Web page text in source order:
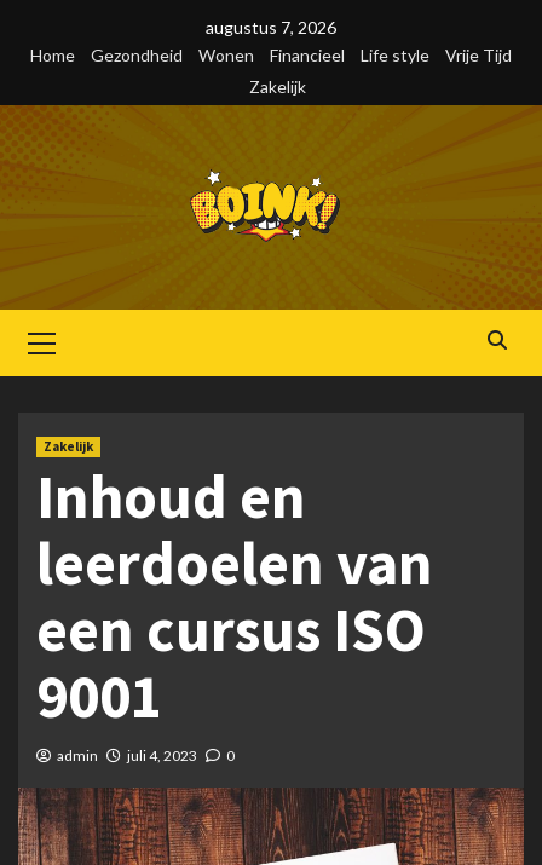
augustus 7, 2026
Home
Gezondheid Wonen Financieel Life style
Vrije Tijd
Zakelijk
menu
Zakelijk
Inhoud en
leerdoelen van
een cursus ISO
9001
admin juli 4, 2023 0